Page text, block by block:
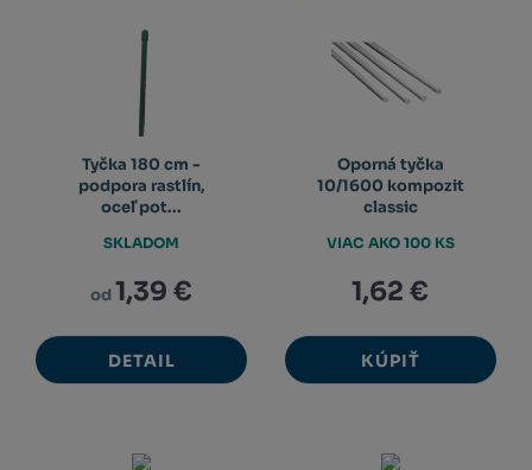
Tyčka 180 cm -
podpora rastlín,
oceľ pot...
od1,39 €
DETAIL
SKLADOM
Oporná tyčka
10/1600 kompozit
classic
1,62 €
KÚPIŤ
VIAC AKO 100 KS